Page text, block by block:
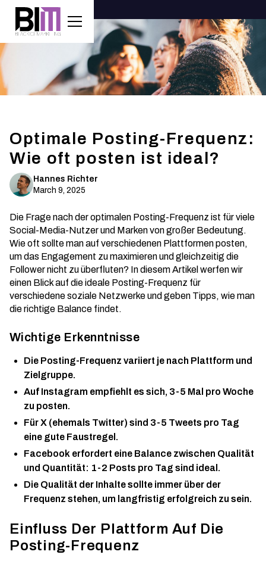
Optimale Posting-Frequenz:
Wie oft posten ist ideal?
Hannes Richter
March 9, 2025
Die Frage nach der optimalen Posting-Frequenz ist für viele
Social-Media-Nutzer und Marken von großer Bedeutung.
Wie oft sollte man auf verschiedenen Plattformen posten,
um das Engagement zu maximieren und gleichzeitig die
Follower nicht zu überfluten? In diesem Artikel werfen wir
einen Blick auf die ideale Posting-Frequenz für
verschiedene soziale Netzwerke und geben Tipps, wie man
die richtige Balance findet.
Wichtige Erkenntnisse
Die Posting-Frequenz variiert je nach Plattform und
Zielgruppe.
Auf Instagram empfiehlt es sich, 3-5 Mal pro Woche
zu posten.
Für X (ehemals Twitter) sind 3-5 Tweets pro Tag
eine gute Faustregel.
Facebook erfordert eine Balance zwischen Qualität
und Quantität: 1-2 Posts pro Tag sind ideal.
Die Qualität der Inhalte sollte immer über der
Frequenz stehen, um langfristig erfolgreich zu sein.
Einfluss Der Plattform Auf Die
Posting-Frequenz